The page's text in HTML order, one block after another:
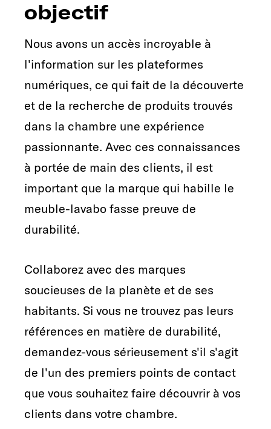
objectif
Nous avons un accès incroyable à
l'information sur les plateformes
numériques, ce qui fait de la découverte
et de la recherche de produits trouvés
dans la chambre une expérience
passionnante. Avec ces connaissances
à portée de main des clients, il est
important que la marque qui habille le
meuble-lavabo fasse preuve de
durabilité.
Collaborez avec des marques
soucieuses de la planète et de ses
habitants. Si vous ne trouvez pas leurs
références en matière de durabilité,
demandez-vous sérieusement s'il s'agit
de l'un des premiers points de contact
que vous souhaitez faire découvrir à vos
clients dans votre chambre.